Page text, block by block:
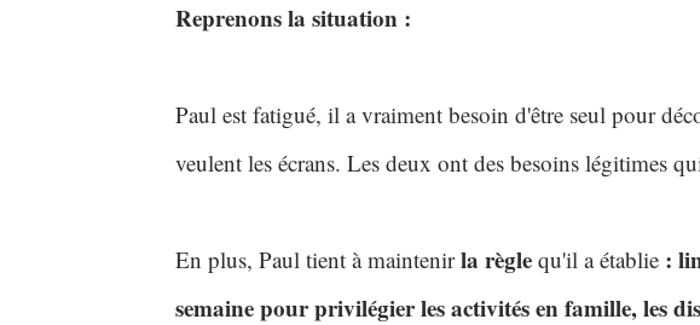
Reprenons la situation :
Paul est fatigué, il a vraiment besoin d'être seul pour
veulent les écrans. Les deux ont des besoins légitimes
En plus, Paul tient à maintenirla règle qu'il a établie :
semaine pour privilégier les activités en famille, les